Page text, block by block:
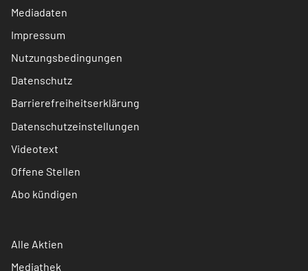
Mediadaten
Impressum
Nutzungsbedingungen
Datenschutz
Barrierefreiheitserklärung
Datenschutzeinstellungen
Videotext
Offene Stellen
Abo kündigen
Alle Aktien
Mediathek